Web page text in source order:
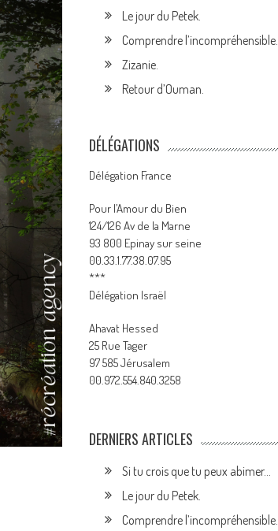
Le jour du Petek.
Comprendre l’incompréhensible.
Zizanie.
Retour d’Ouman.
DÉLÉGATIONS
Délégation France
Pour l’Amour du Bien
124/126 Av de la Marne
93 800 Epinay sur seine
00.33.1.77.38.07.95
***
Délégation Israël
Ahavat Hessed
25 Rue Tager
97 585 Jérusalem
00.972.554.840.3258
DERNIERS ARTICLES
Si tu crois que tu peux abimer…
Le jour du Petek.
Comprendre l’incompréhensible.